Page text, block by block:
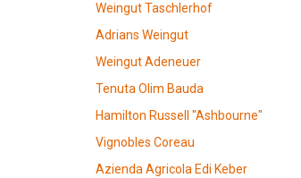
Weingut Taschlerhof
Adrians Weingut
Weingut Adeneuer
Tenuta Olim Bauda
Hamilton Russell "Ashbourne"
Vignobles Coreau
Azienda Agricola Edi Keber